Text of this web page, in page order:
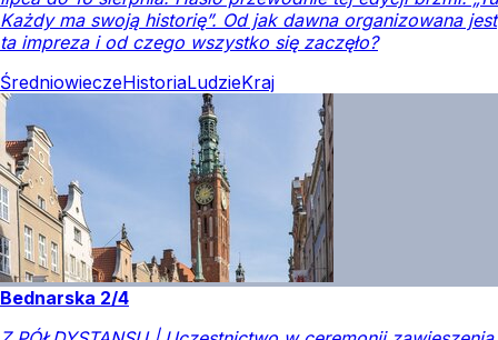
Każdy ma swoją historię”. Od jak dawna organizowana jest
ta impreza i od czego wszystko się zaczęło?
ŚredniowieczeHistoriaLudzieKraj
Bednarska 2/4